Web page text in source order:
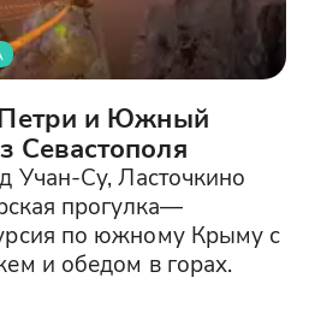
и Южный
Севастополя
Учан-Су, Ласточкино
прогулка—
по южному Крыму с
и обедом в горах.